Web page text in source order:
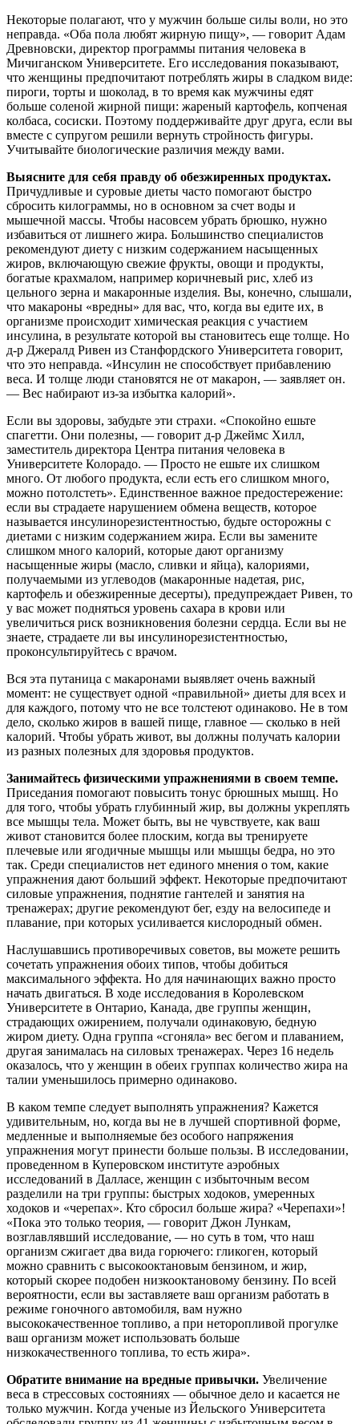
Некоторые полагают, что у мужчин больше силы воли, но это
неправда. «Оба пола любят жирную пищу», — говорит Адам
Древновски, директор программы питания человека в
Мичиганском Университете. Его исследования показывают,
что женщины предпочитают потреблять жиры в сладком виде:
пироги, торты и шоколад, в то время как мужчины едят
больше соленой жирной пищи: жареный картофель, копченая
колбаса, сосиски. Поэтому поддерживайте друг друга, если вы
вместе с супругом решили вернуть стройность фигуры.
Учитывайте биологические различия между вами.
Выясните для себя правду об обезжиренных продуктах.
Причудливые и суровые диеты часто помогают быстро
сбросить килограммы, но в основном за счет воды и
мышечной массы. Чтобы насовсем убрать брюшко, нужно
избавиться от лишнего жира. Большинство специалистов
рекомендуют диету с низким содержанием насыщенных
жиров, включающую свежие фрукты, овощи и продукты,
богатые крахмалом, например коричневый рис, хлеб из
цельного зерна и макаронные изделия. Вы, конечно, слышали,
что макароны «вредны» для вас, что, когда вы едите их, в
организме происходит химическая реакция с участием
инсулина, в результате которой вы становитесь еще толще. Но
д-р Джералд Ривен из Станфордского Университета говорит,
что это неправда. «Инсулин не способствует прибавлению
веса. И толще люди становятся не от макарон, — заявляет он.
— Вес набирают из-за избытка калорий».
Если вы здоровы, забудьте эти страхи. «Спокойно ешьте
спагетти. Они полезны, — говорит д-р Джеймс Хилл,
заместитель директора Центра питания человека в
Университете Колорадо. — Просто не ешьте их слишком
много. От любого продукта, если есть его слишком много,
можно потолстеть». Единственное важное предостережение:
если вы страдаете нарушением обмена веществ, которое
называется инсулинорезистентностью, будьте осторожны с
диетами с низким содержанием жира. Если вы замените
слишком много калорий, которые дают организму
насыщенные жиры (масло, сливки и яйца), калориями,
получаемыми из углеводов (макаронные надетая, рис,
картофель и обезжиренные десерты), предупреждает Ривен, то
у вас может подняться уровень сахара в крови или
увеличиться риск возникновения болезни сердца. Если вы не
знаете, страдаете ли вы инсулинорезистентностью,
проконсультируйтесь с врачом.
Вся эта путаница с макаронами выявляет очень важный
момент: не существует одной «правильной» диеты для всех и
для каждого, потому что не все толстеют одинаково. Не в том
дело, сколько жиров в вашей пище, главное — сколько в ней
калорий. Чтобы убрать живот, вы должны получать калории
из разных полезных для здоровья продуктов.
Занимайтесь физическими упражнениями в своем темпе.
Приседания помогают повысить тонус брюшных мышц. Но
для того, чтобы убрать глубинный жир, вы должны укреплять
все мышцы тела. Может быть, вы не чувствуете, как ваш
живот становится более плоским, когда вы тренируете
плечевые или ягодичные мышцы или мышцы бедра, но это
так. Среди специалистов нет единого мнения о том, какие
упражнения дают больший эффект. Некоторые предпочитают
силовые упражнения, поднятие гантелей и занятия на
тренажерах; другие рекомендуют бег, езду на велосипеде и
плавание, при которых усиливается кислородный обмен.
Наслушавшись противоречивых советов, вы можете решить
сочетать упражнения обоих типов, чтобы добиться
максимального эффекта. Но для начинающих важно просто
начать двигаться. В ходе исследования в Королевском
Университете в Онтарио, Канада, две группы женщин,
страдающих ожирением, получали одинаковую, бедную
жиром диету. Одна группа «сгоняла» вес бегом и плаванием,
другая занималась на силовых тренажерах. Через 16 недель
оказалось, что у женщин в обеих группах количество жира на
талии уменьшилось примерно одинаково.
В каком темпе следует выполнять упражнения? Кажется
удивительным, но, когда вы не в лучшей спортивной форме,
медленные и выполняемые без особого напряжения
упражнения могут принести больше пользы. В исследовании,
проведенном в Куперовском институте аэробных
исследований в Далласе, женщин с избыточным весом
разделили на три группы: быстрых ходоков, умеренных
ходоков и «черепах». Кто сбросил больше жира? «Черепахи»!
«Пока это только теория, — говорит Джон Лункам,
возглавлявший исследование, — но суть в том, что наш
организм сжигает два вида горючего: гликоген, который
можно сравнить с высокооктановым бензином, и жир,
который скорее подобен низкооктановому бензину. По всей
вероятности, если вы заставляете ваш организм работать в
режиме гоночного автомобиля, вам нужно
высококачественное топливо, а при неторопливой прогулке
ваш организм может использовать больше
низкокачественного топлива, то есть жира».
Обратите внимание на вредные привычки. Увеличение
веса в стрессовых состояниях — обычное дело и касается не
только мужчин. Когда ученые из Йельского Университета